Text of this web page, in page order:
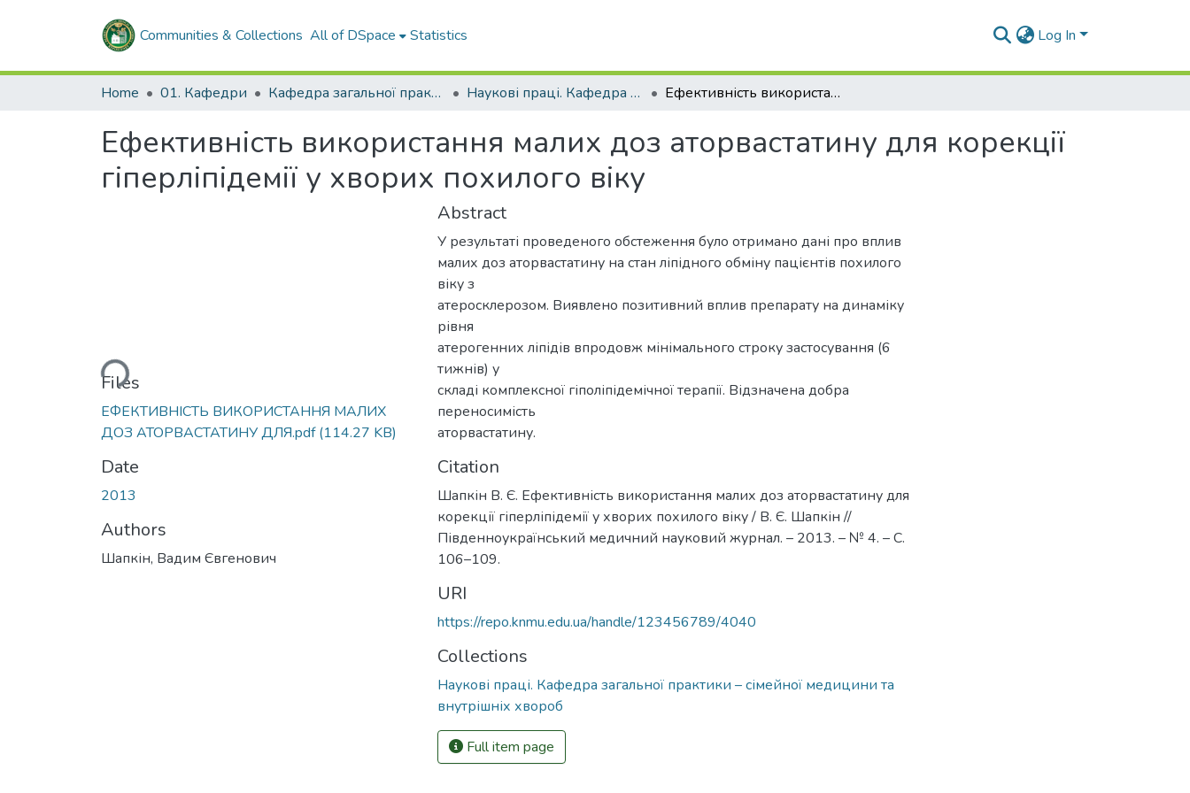
Communities & Collections All of DSpace Statistics Log In
Home 01. Кафедри Кафедра загальної практики – сімейної медицини та внутрішніх хвороб Наукові праці. Кафедра загальної практики – сімейної медицини та внутрішніх хвороб Ефективність використання малих доз аторвастатину для корекції гіперліпідемії у хворих похилого віку
Ефективність використання малих доз аторвастатину для корекції
гіперліпідемії у хворих похилого віку
Loading...
Files
ЕФЕКТИВНІСТЬ ВИКОРИСТАННЯ МАЛИХ
ДОЗ АТОРВАСТАТИНУ ДЛЯ.pdf(114.27 KB)
Date
2013
Authors
Шапкін, Вадим Євгенович
Abstract
У результаті проведеного обстеження було отримано дані про вплив
малих доз аторвастатину на стан ліпідного обміну пацієнтів похилого
віку з
атеросклерозом. Виявлено позитивний вплив препарату на динаміку
рівня
атерогенних ліпідів впродовж мінімального строку застосування (6
тижнів) у
складі комплексної гіполіпідемічної терапії. Відзначена добра
переносимість
аторвастатину.
Citation
Шапкін В. Є. Ефективність використання малих доз аторвастатину для
корекції гіперліпідемії у хворих похилого віку / В. Є. Шапкін //
Південноукраїнський медичний науковий журнал. – 2013. – № 4. – С.
106–109.
URI
https://repo.knmu.edu.ua/handle/123456789/4040
Collections
Наукові праці. Кафедра загальної практики – сімейної медицини та
внутрішніх хвороб
Full item page